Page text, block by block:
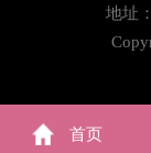
地址
首页